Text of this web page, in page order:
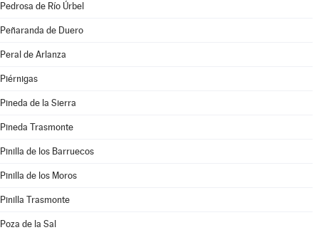
Pedrosa de Río Úrbel
Peñaranda de Duero
Peral de Arlanza
Piérnigas
Pineda de la Sierra
Pineda Trasmonte
Pinilla de los Barruecos
Pinilla de los Moros
Pinilla Trasmonte
Poza de la Sal